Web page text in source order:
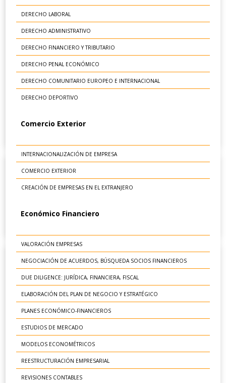
DERECHO LABORAL
DERECHO ADMINISTRATIVO
DERECHO FINANCIERO Y TRIBUTARIO
DERECHO PENAL ECONÓMICO
DERECHO COMUNITARIO EUROPEO E INTERNACIONAL
DERECHO DEPORTIVO
Comercio Exterior
INTERNACIONALIZACIÓN DE EMPRESA
COMERCIO EXTERIOR
CREACIÓN DE EMPRESAS EN EL EXTRANJERO
Económico Financiero
VALORACIÓN EMPRESAS
NEGOCIACIÓN DE ACUERDOS, BÚSQUEDA SOCIOS FINANCIEROS
DUE DILIGENCE: JURÍDICA, FINANCIERA, FISCAL
ELABORACIÓN DEL PLAN DE NEGOCIO Y ESTRATÉGICO
PLANES ECONÓMICO-FINANCIEROS
ESTUDIOS DE MERCADO
MODELOS ECONOMÉTRICOS
REESTRUCTURACIÓN EMPRESARIAL
REVISIONES CONTABLES